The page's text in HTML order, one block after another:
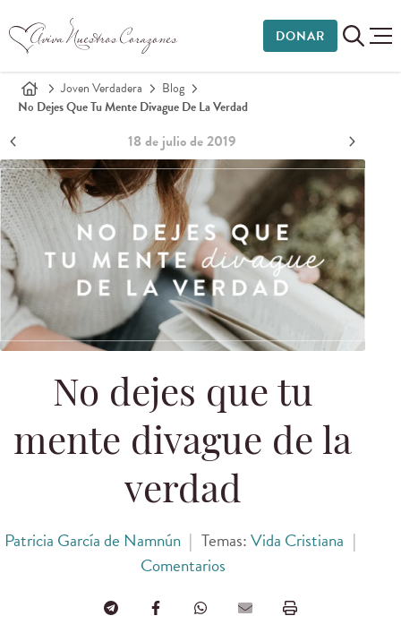
DONAR
Joven Verdadera
Blog
No Dejes Que Tu Mente Divague De La Verdad
18 de julio de 2019
No dejes que tu
mente divague de la
verdad
Patricia García de Namnún | Temas:Vida Cristiana |
Comentarios